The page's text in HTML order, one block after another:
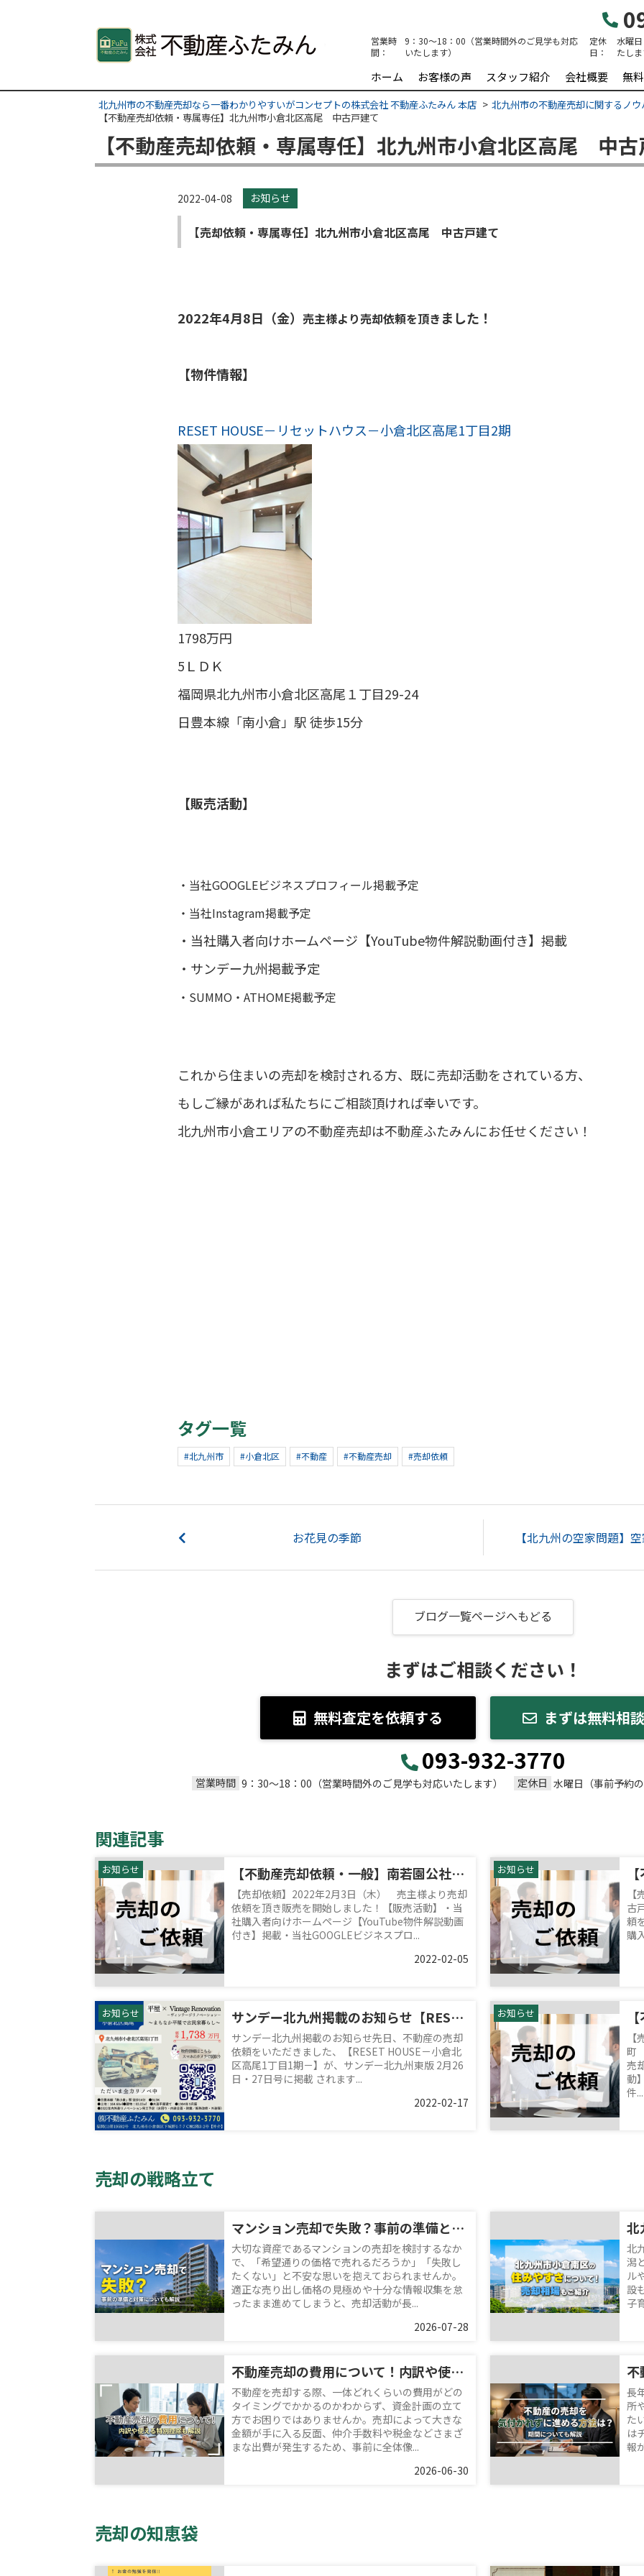
営業時
間：
9：30～18：00（営業時間外のご見学も対応
いたします）
定休
日：
水曜
たしま
ホーム
お客様の声 スタッフ紹介 会社概要 無
北九州市の不動産売却なら一番わかりやすいがコンセプトの株式会社 不動産ふたみん 本店
北九州市の不動産売却に関するノ
【不動産売却依頼・専属専任】北九州市小倉北区高尾 中古戸建て
【不動産売却依頼・専属専任】北九州市小倉北区高尾 中古
2022-04-08 お知らせ
【売却依頼・専属専任】 北九州市小倉北区高尾 中古戸建て
2022年4月8日（金） 売主様より売却依頼を頂き ました！
【物件情報】
RESET HOUSE－リセットハウス－小倉北区高尾1丁目2期
1798万円
5ＬＤＫ
福岡県北九州市小倉北区高尾１丁目29-24
日豊本線「南小倉」駅 徒歩15分
【販売活動】
・ 当社GOOGLEビジネスプロフィール掲載予定
・当社Instagram掲載予定
・当社購入者向けホームページ【YouTube物件解説動画付き】掲載
・サンデー九州掲載予定
・SUMMO・ATHOME掲載予定
これから住まいの売却を検討される方、既に売却活動をされている方、
もしご縁があれば私たちにご相談頂ければ幸いです。
北九州市小倉エリアの不動産売却は不動産ふたみんにお任せください！
タグ一覧
#北九州市 #小倉北区 #不動産 #不動産売却 #売却依頼
お花見の季節
ブログ一覧ページへもどる
まずはご相談ください！
無料査定を依頼する まずは無料相
093-932-3770
営業時間 9：30～18：00（営業時間外のご見学も対応いたします） 定休日 水曜日（事前予約
関連記事
お知らせ 【不動産売却依頼・一般】南若園公社団地2棟
【売却依頼】2022年2月3日（木） 売主様より売却
依頼を頂き販売を開始しました！【販売活動】・当
社購入者向けホームページ【YouTube物件解説動画
付き】掲載・当社GOOGLEビジネスプロ...
2022-02-05
お知らせ
古
頼
購
お知らせ サンデー北九州掲載のお知らせ【RESET HOUSE－小倉北区高尾1丁目1期－】
サンデー北九州掲載のお知らせ先日、不動産の売却
依頼をいただきました、【RESET HOUSE－小倉北
区高尾1丁目1期－】が、サンデー北九州東版 2月26
日・27日号に掲載 されます...
2022-02-17
お知らせ
町
売
動
件...
売却の戦略立て
マンション売却で失敗？事前の準備と対策についても解説
大切な資産であるマンションの売却を検討するなか
で、「希望通りの価格で売れるだろうか」「失敗し
たくない」と不安な思いを抱えておられませんか。
適正な売り出し価格の見極めや十分な情報収集を怠
ったまま進めてしまうと、売却活動が長...
2026-07-28
北
潟
ル
設
子
不動産売却の費用について！内訳や使える特別控除も解説
不動産を売却する際、一体どれくらいの費用がどの
タイミングでかかるのかわからず、資金計画の立て
方でお困りではありませんか。売却によって大きな
金額が手に入る反面、仲介手数料や税金などさまざ
まな出費が発生するため、事前に全体像...
2026-06-30
長
所
た
は
報
売却の知恵袋